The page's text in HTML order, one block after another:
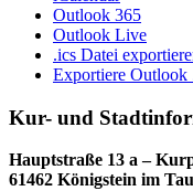
Outlook 365
Outlook Live
.ics Datei
Exportiere Outlook
Kur- und
Hauptstraße 13 a –
61462 Königstein im